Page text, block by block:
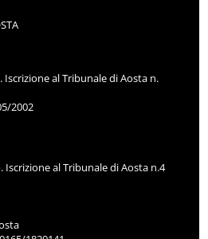
al Tribunale di Aosta n.
2002
Iscrizione al Tribunale di Aosta n.4